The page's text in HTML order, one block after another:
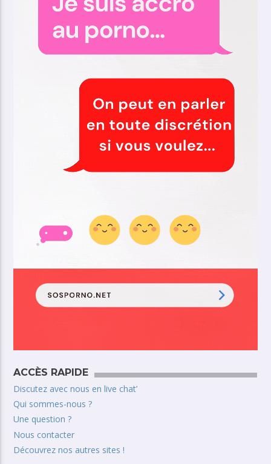
ACCÈS RAPIDE
Discutez avec nous en live chat’
Qui sommes-nous ?
Une question ?
Nous contacter
Découvrez nos autres sites !